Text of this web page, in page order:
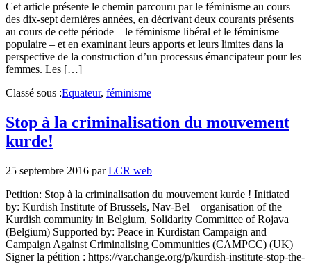
Cet article présente le chemin parcouru par le féminisme au cours
des dix-sept dernières années, en décrivant deux courants présents
au cours de cette période – le féminisme libéral et le féminisme
populaire – et en examinant leurs apports et leurs limites dans la
perspective de la construction d’un processus émancipateur pour les
femmes. Les […]
Classé sous :Equateur, féminisme
Stop à la criminalisation du mouvement
kurde!
25 septembre 2016 parLCR web
Petition: Stop à la criminalisation du mouvement kurde ! Initiated
by: Kurdish Institute of Brussels, Nav-Bel – organisation of the
Kurdish community in Belgium, Solidarity Committee of Rojava
(Belgium) Supported by: Peace in Kurdistan Campaign and
Campaign Against Criminalising Communities (CAMPCC) (UK)
Signer la pétition : https://var.change.org/p/kurdish-institute-stop-the-